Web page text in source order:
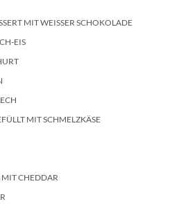
MIT WEISSER SCHOKOLADE
EIS
MIT SCHMELZKÄSE
CHEDDAR